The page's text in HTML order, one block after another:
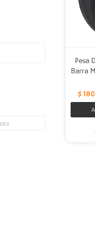
Pesa
Barra
$ 180